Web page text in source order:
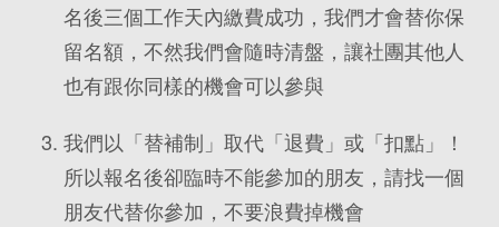
名後三個工作天內繳費成功，我們才會替你保
留名額，不然我們會隨時清盤，讓社團其他人
也有跟你同樣的機會可以參與
我們以「替補制」取代「退費」或「扣點」！
所以報名後卻臨時不能參加的朋友，請找一個
朋友代替你參加，不要浪費掉機會